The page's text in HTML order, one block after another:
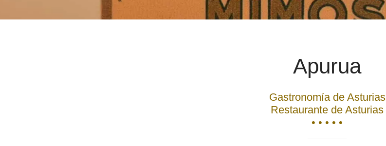
Apurua
Gastronomía de Asturias
Restaurante de Asturias
• • • • •